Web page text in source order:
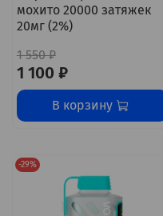
мохито 20000 затяжек
20мг (2%)
1 550 ₽
1 100 ₽
В корзину
-29%